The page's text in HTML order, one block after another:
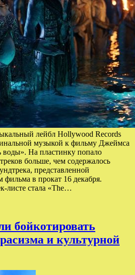
лейбл Hollywood Records
музыкой к фильму Джеймса
На пластинку попало
больше, чем содержалось
представленной
в прокат 16 декабря.
листе стала «The…
бойкотировать
и культурной